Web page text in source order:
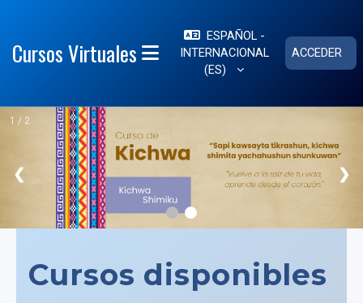
Cursos Virtuales PANEL LATERAL
ESPAÑOL -
INTERNACIONAL
‎(ES)‎
ACCEDER
1 / 2
❮ ❯
Cursos disponibles